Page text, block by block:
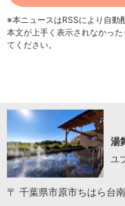
※本ニュースはRSSにより自動
本文が上手く表示されなかっ
てください。
湯
ユ
〒 千葉県市原市ちはら台